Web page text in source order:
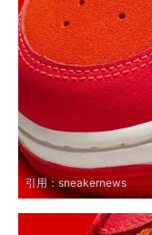
引用：sneakernews